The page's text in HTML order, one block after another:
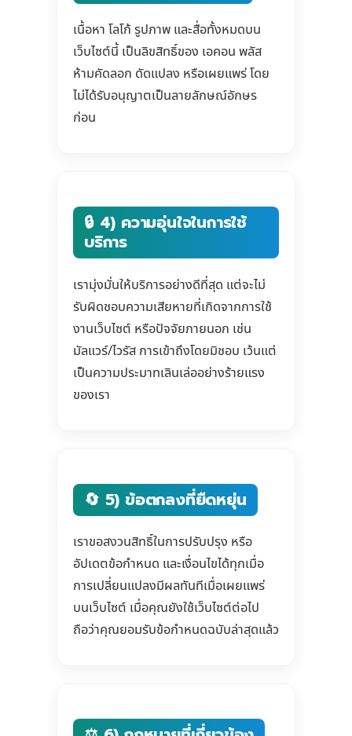
เนื้อหา โลโก้ รูปภาพ และสื่อทั้งหมดบน
เว็บไซต์นี้ เป็นลิขสิทธิ์ของ เอคอน พลัส
ห้ามคัดลอก ดัดแปลง หรือเผยแพร่ โดย
ไม่ได้รับอนุญาตเป็นลายลักษณ์อักษร
ก่อน
🔒 4) ความอุ่นใจในการใช้
บริการ
เรามุ่งมั่นให้บริการอย่างดีที่สุด แต่จะไม่
รับผิดชอบความเสียหายที่เกิดจากการใช้
งานเว็บไซต์ หรือปัจจัยภายนอก เช่น
มัลแวร์/ไวรัส การเข้าถึงโดยมิชอบ เว้นแต่
เป็นความประมาทเลินเล่ออย่างร้ายแรง
ของเรา
🔄 5) ข้อตกลงที่ยืดหยุ่น
เราขอสงวนสิทธิ์ในการปรับปรุง หรือ
อัปเดตข้อกำหนด และเงื่อนไขได้ทุกเมื่อ
การเปลี่ยนแปลงมีผลทันทีเมื่อเผยแพร่
บนเว็บไซต์ เมื่อคุณยังใช้เว็บไซต์ต่อไป
ถือว่าคุณยอมรับข้อกำหนดฉบับล่าสุดแล้ว